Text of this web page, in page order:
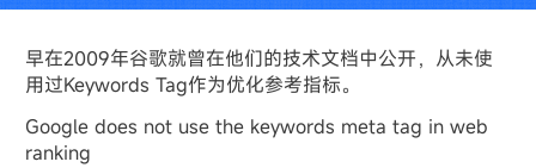
早在2009年谷歌就曾在他们的技术文档中公开，从未使
用过Keywords Tag作为优化参考指标。
Google does not use the keywords meta tag in web
ranking